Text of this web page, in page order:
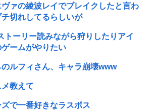
ァの綾波レイでブレイクしたと言わ
切れしてるらしいが
トーリー読みながら狩りしたりアイ
ームがやりたい
のルフィさん、キャラ崩壊www
教えて
ズで一番好きなラスボス